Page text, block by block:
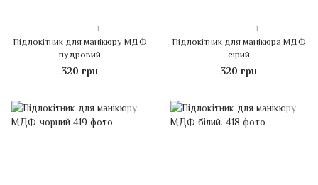
1
Підлокітник для манікюру МДФ
пудровий
320 грн
1
Підлокітник для манікюра МДФ
сірий
320 грн